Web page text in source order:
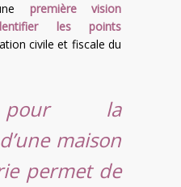
première vision
les points
civile et fiscale du
pour la
maison
permet de